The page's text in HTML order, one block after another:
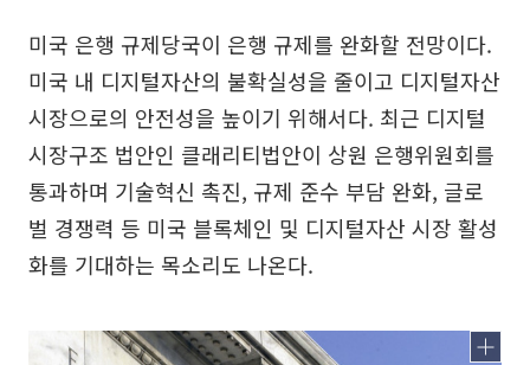
미국 은행 규제당국이 은행 규제를 완화할 전망이다.
미국 내 디지털자산의 불확실성을 줄이고 디지털자산
시장으로의 안전성을 높이기 위해서다. 최근 디지털
시장구조 법안인 클래리티법안이 상원 은행위원회를
통과하며 기술혁신 촉진, 규제 준수 부담 완화, 글로
벌 경쟁력 등 미국 블록체인 및 디지털자산 시장 활성
화를 기대하는 목소리도 나온다.